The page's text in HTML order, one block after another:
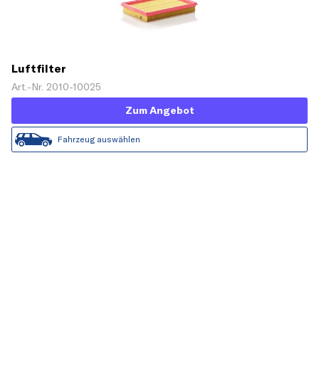
Luftfilter
Art.-Nr. 2010-10025
Zum Angebot
Fahrzeug auswählen